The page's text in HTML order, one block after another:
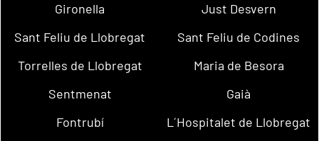
Gironella
Just Desvern
Sant Feliu de Llobregat
Sant Feliu de Codines
Torrelles de Llobregat
Maria de Besora
Sentmenat
Gaià
Fontrubí
L´Hospitalet de Llobregat